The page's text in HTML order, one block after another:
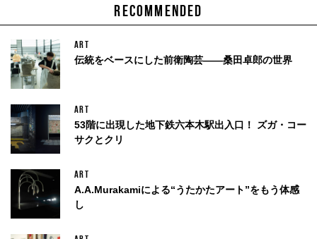
RECOMMENDED
ART
伝統をベースにした前衛陶芸——桑田卓郎の世界
ART
53階に出現した地下鉄六本木駅出入口！ ズガ・コー
サクとクリ
ART
A.A.Murakamiによる“うたかたアート”をもう体感
し